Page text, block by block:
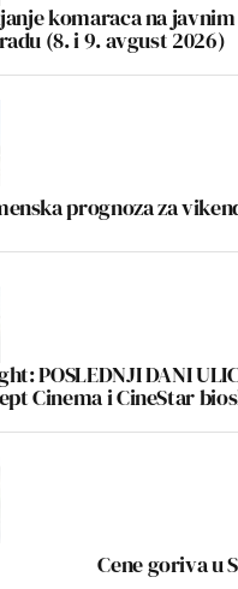
komaraca na
(8. i 9. avgust 2026)
prognoza za
POSLEDNJI DANI
Cinema i CineStar
Cene goriva u